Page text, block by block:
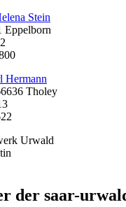
Stein
Eppelborn
Hermann
Tholey
Urwald
der saar-